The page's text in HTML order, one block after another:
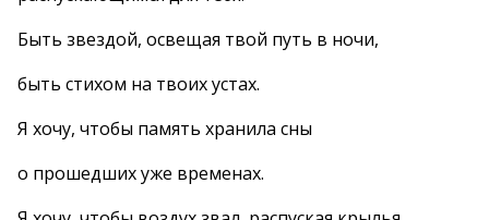
Быть звездой, освещая твой путь в ночи,
быть стихом на твоих устах.
Я хочу, чтобы память хранила сны
о прошедших уже временах.